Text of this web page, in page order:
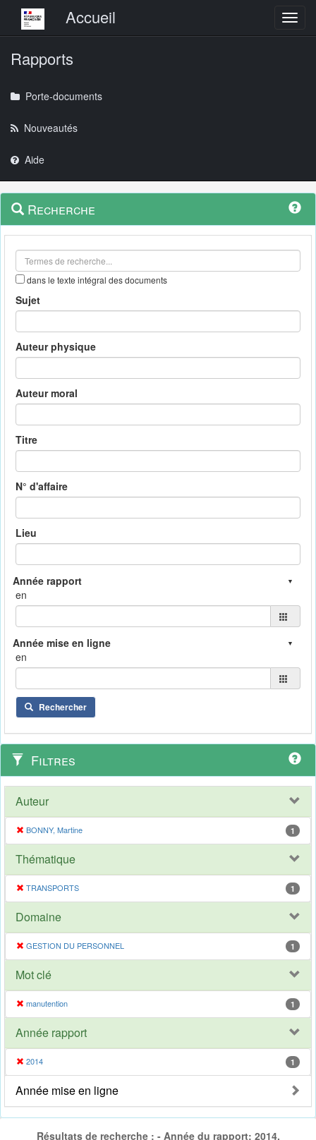
Menu principalAccueil
Rapports
Porte-documents
Nouveautés
Aide
Navigation
outils
Menu
contextuel
Recherche
dans le texte intégral des documents
Sujet
Auteur physique
Auteur moral
Titre
N° d'affaire
Lieu
en
en
Rechercher
Filtres
Auteur
BONNY, Martine 1
Thématique
TRANSPORTS 1
Domaine
GESTION DU PERSONNEL 1
Mot clé
manutention 1
Année rapport
2014 1
Année mise en ligne
Résultats de recherche : - Année du rapport: 2014,